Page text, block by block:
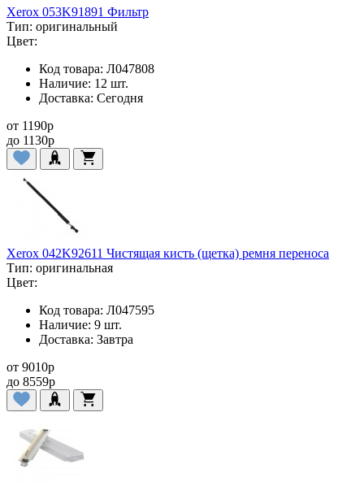
Xerox 053K91891 Фильтр
Тип: оригинальный
Цвет:
Код товара: Л047808
Наличие: 12 шт.
Доставка: Сегодня
от 1190p
до 1130p
Xerox 042K92611 Чистящая кисть (щетка) ремня переноса
Тип: оригинальная
Цвет:
Код товара: Л047595
Наличие: 9 шт.
Доставка: Завтра
от 9010p
до 8559p